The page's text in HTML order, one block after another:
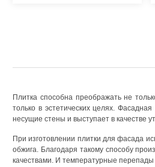
Плитка способна преображать не
только в эстетических целях.
несущие стены и выступает в качестве
При изготовлении плитки для фасада
обжига. Благодаря такому способу
качествами. И температурные перепады